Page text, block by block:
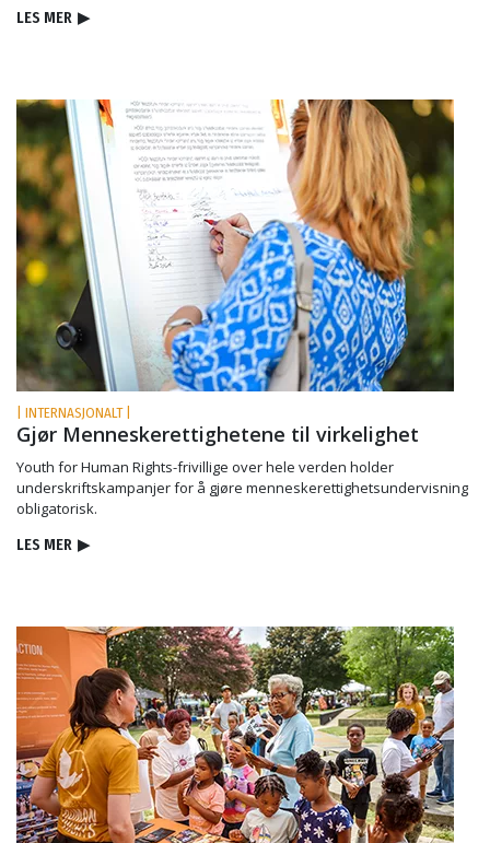
LES MER ▶
| INTERNASJONALT |
Gjør Menneske­rettighetene til virkelighet
Youth for Human Rights-frivillige over hele verden holder
underskriftskampanjer for å gjøre menneskerettighetsundervisning
obligatorisk.
LES MER ▶